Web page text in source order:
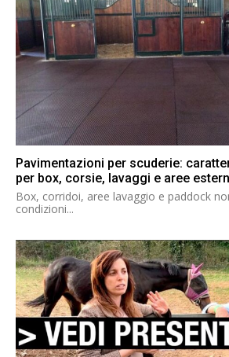
Pavimentazioni per scuderie:
per box, corsie, lavaggi e aree
Box, corridoi, aree lavaggio e paddock
condizioni...